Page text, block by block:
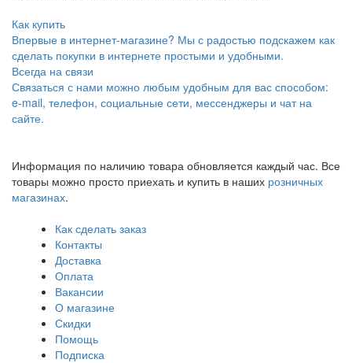
Как купить
Впервые в интернет-магазине? Мы с радостью подскажем как
сделать покупки в интернете простыми и удобными.
Всегда на связи
Связаться с нами можно любым удобным для вас способом:
e-mail, телефон, социальные сети, мессенджеры и чат на
сайте.
Информация по наличию товара обновляется каждый час. Все
товары можно просто приехать и купить в наших розничных
магазинах.
Как сделать заказ
Контакты
Доставка
Оплата
Вакансии
О магазине
Скидки
Помощь
Подписка